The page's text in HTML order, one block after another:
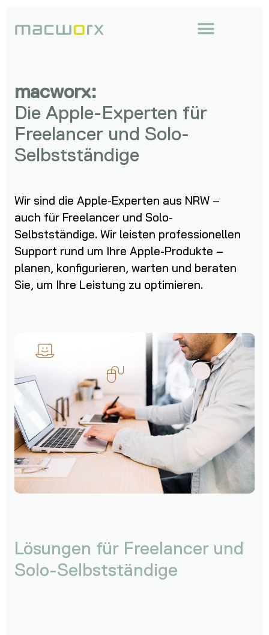
macworx:
Die Apple-Experten für
Freelancer und Solo-
Selbstständige
Wir sind die Apple-Experten aus NRW –
auch für Freelancer und Solo-
Selbstständige. Wir leisten professionellen
Support rund um Ihre Apple-Produkte –
planen, konfigurieren, warten und beraten
Sie, um Ihre Leistung zu optimieren.
Lösungen für Freelancer und
Solo-Selbstständige